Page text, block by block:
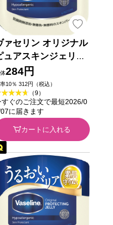
ァセリン オリジナル
ュアスキンジェリー
０Ｇ ユニリーバ・ジ
パン
284円
10％ 312円（税込）
（9）
すぐのご注文で最短2026/0
に届きます
カートに入れる